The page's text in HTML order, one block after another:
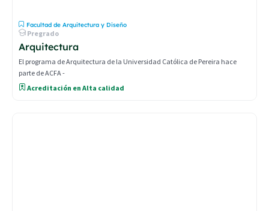
Facultad de Arquitectura y Diseño
Pregrado
Arquitectura
El programa de Arquitectura de la Universidad Católica de Pereira hace
parte de ACFA -
Acreditación en Alta calidad